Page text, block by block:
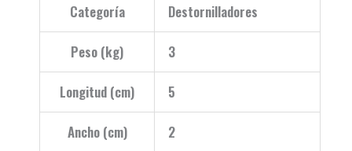
Categoría Destornilladores
Peso (kg) 3
Longitud (cm) 5
Ancho (cm) 2